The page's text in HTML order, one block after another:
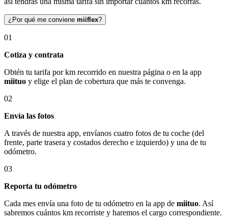
¿Por qué me conviene miiflex?
01
Cotiza y contrata
Obtén tu tarifa por km recorrido en nuestra página o en la app
miituo y elige el plan de cobertura que más te convenga.
02
Envía las fotos
A través de nuestra app, envíanos cuatro fotos de tu coche (del
frente, parte trasera y costados derecho e izquierdo) y una de tu
odómetro.
03
Reporta tu odómetro
Cada mes envía una foto de tu odómetro en la app de miituo. Así
sabremos cuántos km recorriste y haremos el cargo correspondiente.